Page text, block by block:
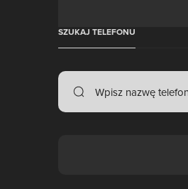
SZUKAJ TELEFONU